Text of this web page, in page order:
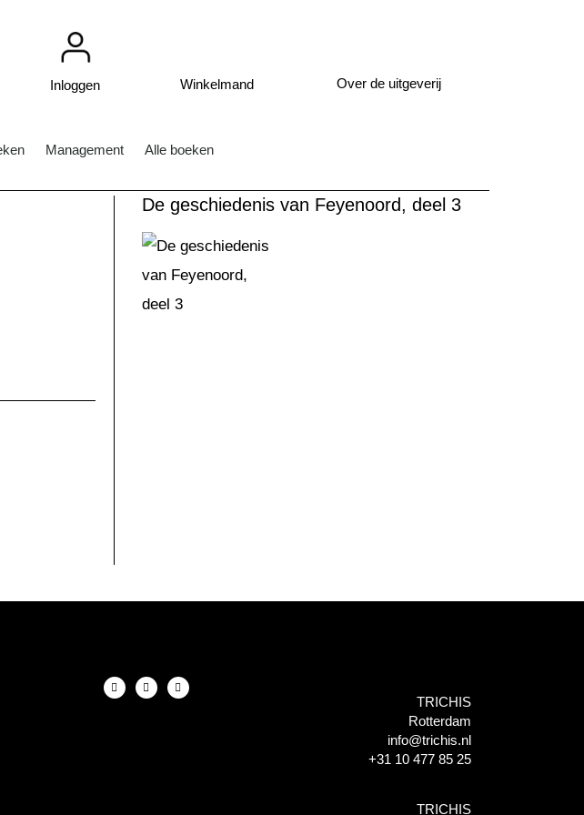
Inloggen Winkelmand Over de uitgeverij
Management Alle boeken
De geschiedenis van Feyenoord, deel 3
TRICHIS
Rotterdam
info@trichis.nl
+31 10 477 85 25
TRICHIS